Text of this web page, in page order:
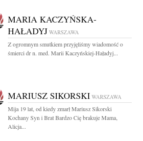
MARIA KACZYŃSKA-
HAŁADYJ WARSZAWA
Z ogromnym smutkiem przyjęliśmy wiadomość o
śmierci dr n. med. Marii Kaczyńskiej-Haładyj...
MARIUSZ SIKORSKI WARSZAWA
Mija 19 lat, od kiedy zmarł Mariusz Sikorski
Kochany Syn i Brat Bardzo Cię brakuje Mama,
Alicja...